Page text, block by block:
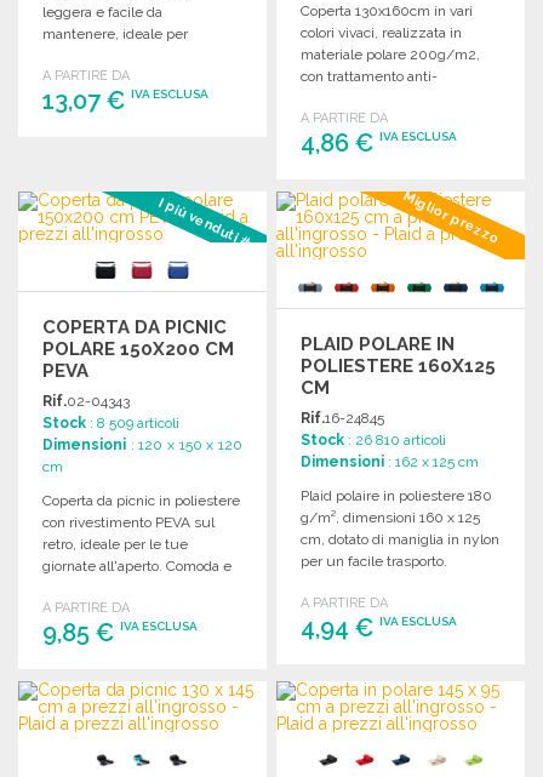
leggera e facile da
mantenere, ideale per
A PARTIRE DA
13,07 € IVA ESCLUSA
Richiedi un preventivo
Coperta 130x160cm in vari
colori vivaci, realizzata in
materiale polare 200g/m2,
con trattamento anti-
velcro.
A PARTIRE DA
4,86 €IVA ESCLUSA
ORDINARE
Richiedi un preventivo
I più venduti #3
COPERTA DA PICNIC
POLARE 150X200 CM
PEVA
Rif.02-04343
Stock : 8 509 articoli
Dimensioni : 120 x 150 x 120
cm
Coperta da picnic in poliestere
con rivestimento PEVA sul
retro, ideale per le tue
giornate all'aperto. Comoda e
A PARTIRE DA
9,85 € IVA ESCLUSA
ORDINARE
Richiedi un preventivo
Miglior prezzo
PLAID POLARE IN
POLIESTERE 160X125
CM
Rif.16-24845
Stock : 26 810 articoli
Dimensioni : 162 x 125 cm
Plaid polaire in poliestere 180
g/m², dimensioni 160 x 125
cm, dotato di maniglia in nylon
per un facile trasporto.
A PARTIRE DA
4,94 €IVA ESCLUSA
ORDINARE
Richiedi un preventivo